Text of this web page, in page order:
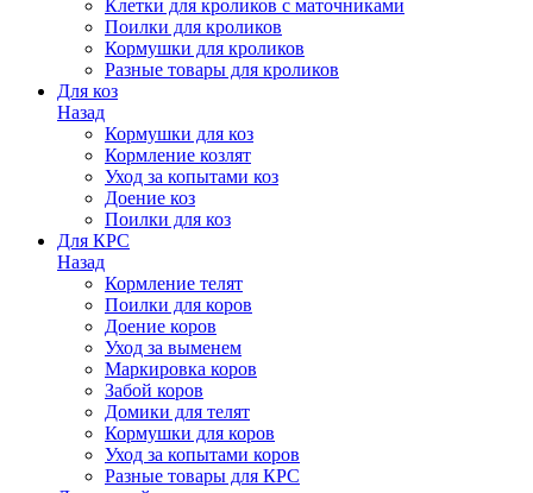
Клетки для кроликов с маточниками
Поилки для кроликов
Кормушки для кроликов
Разные товары для кроликов
Для коз
Назад
Кормушки для коз
Кормление козлят
Уход за копытами коз
Доение коз
Поилки для коз
Для КРС
Назад
Кормление телят
Поилки для коров
Доение коров
Уход за выменем
Маркировка коров
Забой коров
Домики для телят
Кормушки для коров
Уход за копытами коров
Разные товары для КРС